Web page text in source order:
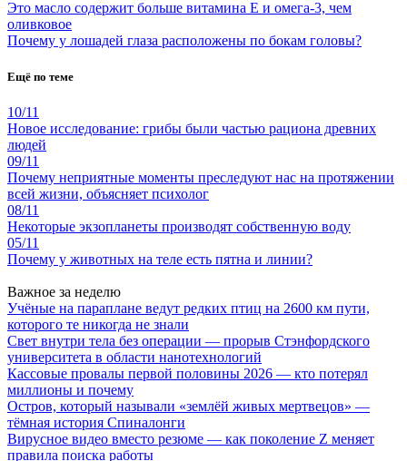
Это масло содержит больше витамина Е и омега-3, чем
оливковое
Почему у лошадей глаза расположены по бокам головы?
Ещё по теме
10/11
Новое исследование: грибы были частью рациона древних
людей
09/11
Почему неприятные моменты преследуют нас на протяжении
всей жизни, объясняет психолог
08/11
Некоторые экзопланеты производят собственную воду
05/11
Почему у животных на теле есть пятна и линии?
Важное за неделю
Учёные на параплане ведут редких птиц на 2600 км пути,
которого те никогда не знали
Свет внутри тела без операции — прорыв Стэнфордского
университета в области нанотехнологий
Кассовые провалы первой половины 2026 — кто потерял
миллионы и почему
Остров, который называли «землёй живых мертвецов» —
тёмная история Спиналонги
Вирусное видео вместо резюме — как поколение Z меняет
правила поиска работы